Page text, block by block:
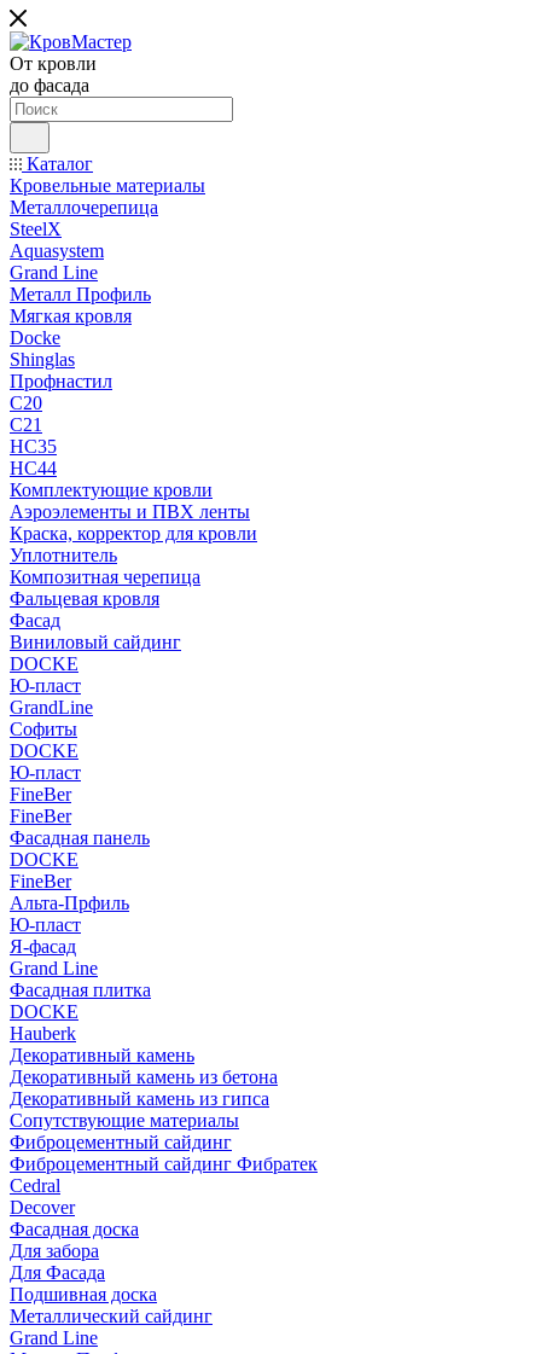
От кровли
до фасада
Каталог
Кровельные материалы
Металлочерепица
SteelX
Aquasystem
Grand Line
Металл Профиль
Мягкая кровля
Docke
Shinglas
Профнастил
C20
C21
НС35
НС44
Комплектующие кровли
Аэроэлементы и ПВХ ленты
Краска, корректор для кровли
Уплотнитель
Композитная черепица
Фальцевая кровля
Фасад
Виниловый сайдинг
DOCKE
Ю-пласт
GrandLine
Софиты
DOCKE
Ю-пласт
FineBer
FineBer
Фасадная панель
DOCKE
FineBer
Альта-Прфиль
Ю-пласт
Я-фасад
Grand Line
Фасадная плитка
DOCKE
Hauberk
Декоративный камень
Декоративный камень из бетона
Декоративный камень из гипса
Сопутствующие материалы
Фиброцементный сайдинг
Фиброцементный сайдинг Фибратек
Cedral
Decover
Фасадная доска
Для забора
Для Фасада
Подшивная доска
Металлический сайдинг
Grand Line